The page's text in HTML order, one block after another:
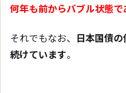
何年も前からバブル状態
それでもなお、 日本国債
続けています。